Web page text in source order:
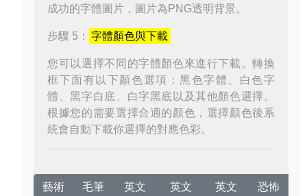
成功的字體圖片，圖片為PNG透明背景。
步驟 5： 字體顏色與下載
您可以選擇不同的字體顏色來進行下載。轉換
框下面有以下顏色選項：黑色字體、白色字
體、黑字白底、白字黑底以及其他顏色選擇。
根據您的需要選擇合適的顏色，選擇顏色後系
統會自動下載你選擇的對應色彩。
藝術
毛筆
英文
英文
英文
恐怖